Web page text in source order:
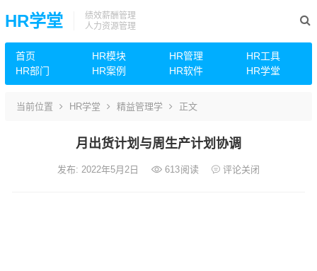
HR学堂
绩效薪酬管理
人力资源管理
首页 HR模块 HR管理
HR工具
HR部门
HR案例 HR软件 HR学堂
当前位置 HR学堂 精益管理学 正文
月出货计划与周生产计划协调
发布: 2022年5月2日 613阅读 评论关闭